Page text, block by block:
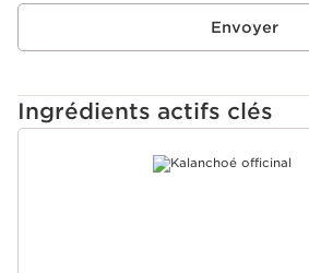
Envoyer
Ingrédients actifs clés
ALLER AU CONTENU